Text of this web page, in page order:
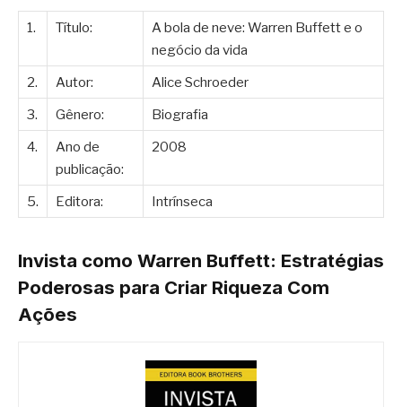
1. Título:
A bola de neve: Warren Buffett e o
negócio da vida
2.
Autor:
Alice Schroeder
3.
Gênero:
Biografia
4.
Ano de
publicação:
2008
5. Editora: Intrínseca
Invista como Warren Buffett: Estratégias
Poderosas para Criar Riqueza Com
Ações